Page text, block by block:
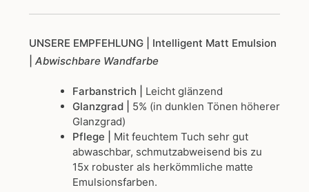
UNSERE EMPFEHLUNG
| Intelligent Matt Emulsion
Abwischbare Wandfarbe
Farbanstrich | Leicht glänzend
Glanzgrad | 5% (in dunklen Tönen höherer
Glanzgrad)
Pflege | Mit feuchtem Tuch sehr gut
abwaschbar, schmutzabweisend bis zu
15x robuster als herkömmliche matte
Emulsionsfarben.